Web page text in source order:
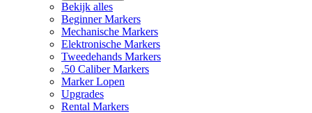
Bekijk alles
Beginner Markers
Mechanische Markers
Elektronische Markers
Tweedehands Markers
.50 Caliber Markers
Marker Lopen
Upgrades
Rental Markers